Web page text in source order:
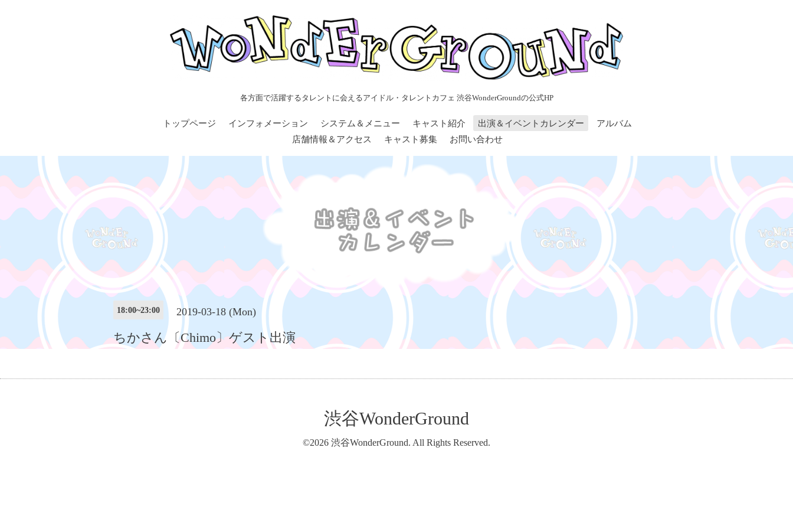
各方面で活躍するタレントに会えるアイドル・タレントカフェ 渋谷WonderGroundの公式HP
トップページ インフォメーション システム＆メニュー キャスト紹介 出演＆イベントカレンダー
アルバム
店舗情報＆アクセス
キャスト募集 お問い合わせ
18:00~23:00 2019-03-18 (Mon)
ちかさん〔Chimo〕ゲスト出演
渋谷WonderGround
©2026 渋谷WonderGround. All Rights Reserved.